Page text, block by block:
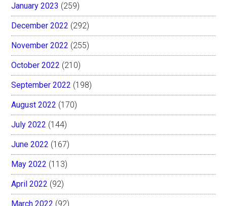
January 2023 (259)
December 2022 (292)
November 2022 (255)
October 2022 (210)
September 2022 (198)
August 2022 (170)
July 2022 (144)
June 2022 (167)
May 2022 (113)
April 2022 (92)
March 2022 (92)